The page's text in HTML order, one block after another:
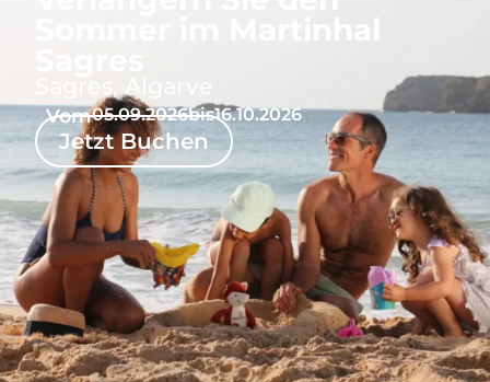
Sagres, Algarve
Jetzt Buchen
Vom05.09.2026bis16.10.2026